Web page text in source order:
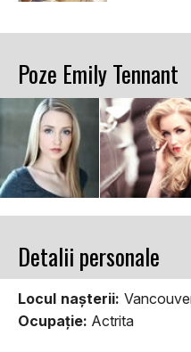
Poze Emily Tennant
Detalii personale
Locul naşterii:
Ocupaţie: Actrita